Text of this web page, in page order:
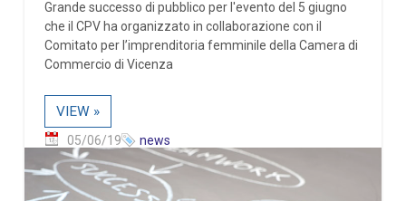
Grande successo di pubblico per l'evento del 5 giugno
che il CPV ha organizzato in collaborazione con il
Comitato per l’imprenditoria femminile della Camera di
Commercio di Vicenza
VIEW »
05/06/19 news